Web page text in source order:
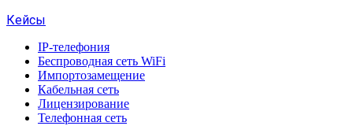
Кейсы
IP-телефония
Беспроводная сеть WiFi
Импортозамещение
Кабельная сеть
Лицензирование
Телефонная сеть